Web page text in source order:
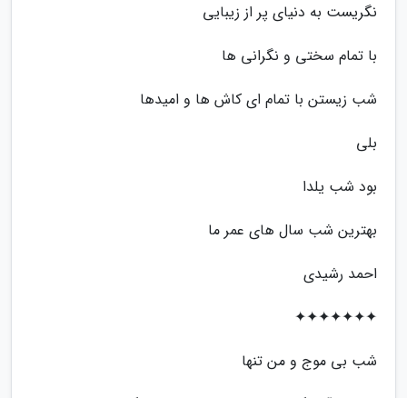
نگریست به دنیای پر از زیبایی
با تمام سختی و نگرانی ها
شب زیستن با تمام ای کاش ها و امیدها
بلی
بود شب یلدا
بهترین شب سال های عمر ما
احمد رشیدی
✦✦✦✦✦✦✦
شب بی موج و من تنها